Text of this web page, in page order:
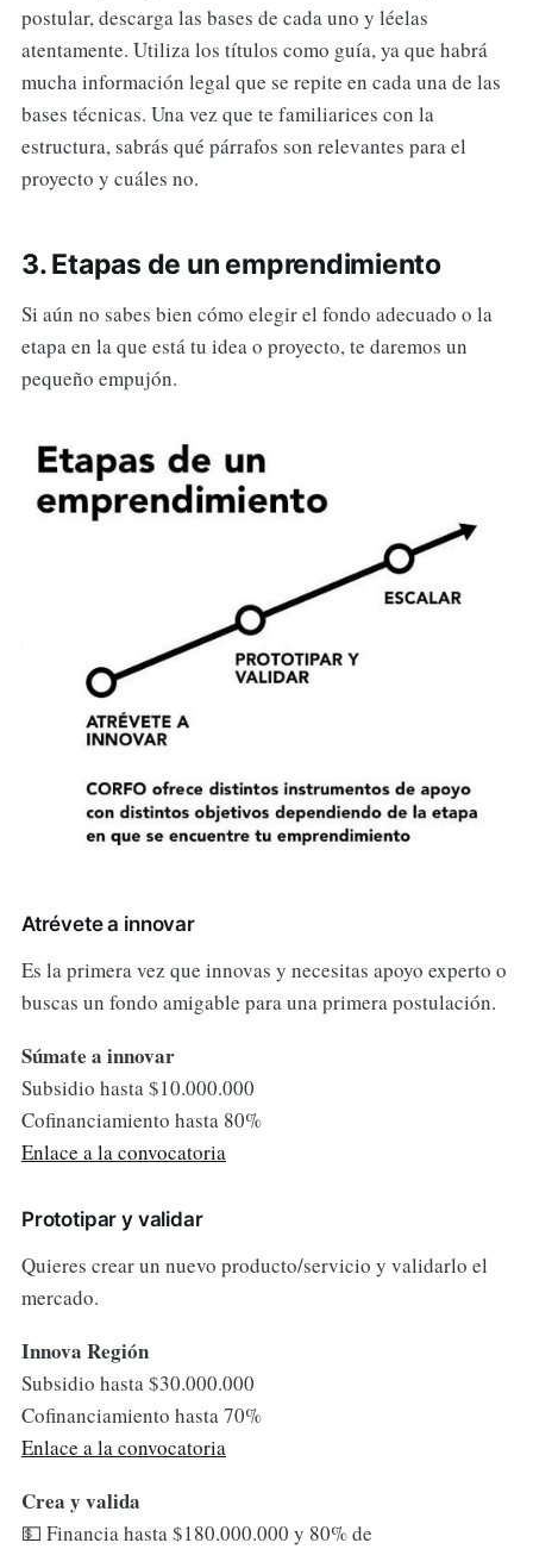
postular, descarga las bases de cada uno y léelas
atentamente. Utiliza los títulos como guía, ya que habrá
mucha información legal que se repite en cada una de las
bases técnicas. Una vez que te familiarices con la
estructura, sabrás qué párrafos son relevantes para el
proyecto y cuáles no.
3. Etapas de un emprendimiento
Si aún no sabes bien cómo elegir el fondo adecuado o la
etapa en la que está tu idea o proyecto, te daremos un
pequeño empujón.
Atrévete a innovar
Es la primera vez que innovas y necesitas apoyo experto o
buscas un fondo amigable para una primera postulación.
Súmate a innovar
Subsidio hasta $10.000.000
Cofinanciamiento hasta 80%
Enlace a la convocatoria
Prototipar y validar
Quieres crear un nuevo producto/servicio y validarlo el
mercado.
Innova Región
Subsidio hasta $30.000.000
Cofinanciamiento hasta 70%
Enlace a la convocatoria
Crea y valida
💵 Financia hasta $180.000.000 y 80% de